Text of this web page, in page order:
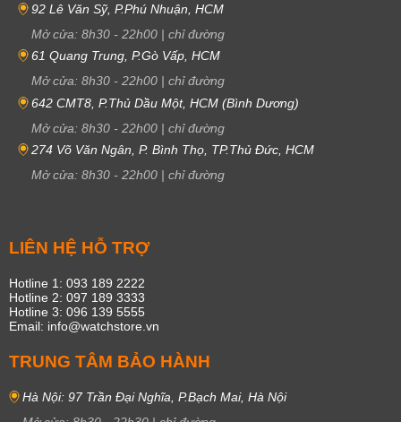
92 Lê Văn Sỹ, P.Phú Nhuận, HCM
Mở cửa: 8h30 - 22h00 | chỉ đường
61 Quang Trung, P.Gò Vấp, HCM
Mở cửa: 8h30 - 22h00 | chỉ đường
642 CMT8, P.Thủ Dầu Một, HCM (Bình Dương)
Mở cửa: 8h30 - 22h00 | chỉ đường
274 Võ Văn Ngân, P. Bình Thọ, TP.Thủ Đức, HCM
Mở cửa: 8h30 - 22h00 | chỉ đường
LIÊN HỆ HỖ TRỢ
Hotline 1: 093 189 2222
Hotline 2: 097 189 3333
Hotline 3: 096 139 5555
Email: info@watchstore.vn
TRUNG TÂM BẢO HÀNH
Hà Nội: 97 Trần Đại Nghĩa, P.Bạch Mai, Hà Nội